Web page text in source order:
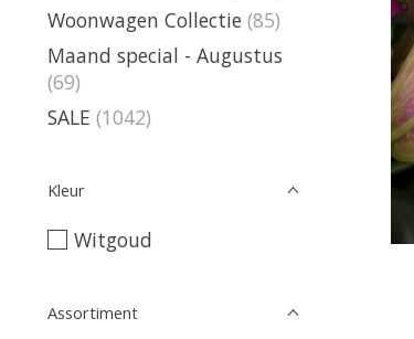
Woonwagen Collectie (85)
Maand special - Augustus
(69)
SALE (1042)
Kleur
Witgoud
Assortiment